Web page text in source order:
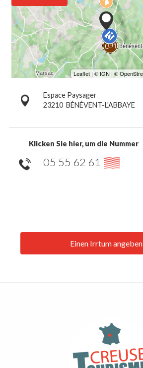
Espace Paysager
23210 BÉNÉVENT-L'ABBAYE
Klicken Sie hier, um die Nummer
05 55 62 61 ▒▒
Einen Irrtum angeben